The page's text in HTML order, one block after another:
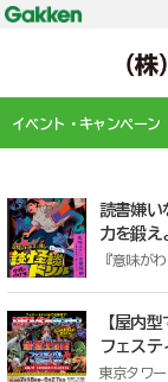
イベント・キャンペーン
読書嫌い
力を鍛え
『意味が
【屋内
フェス
東京タワ